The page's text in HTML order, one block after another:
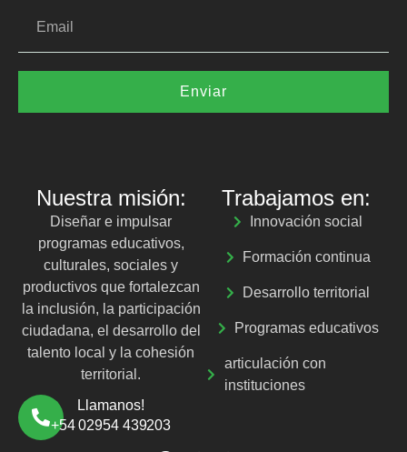
Enviar
Nuestra misión:
Diseñar e impulsar
programas educativos,
culturales, sociales y
productivos que fortalezcan
la inclusión, la participación
ciudadana, el desarrollo del
talento local y la cohesión
territorial.
Llamanos!
+54 02954 439203
Trabajamos en:
Innovación social
Formación continua
Desarrollo territorial
Programas educativos
articulación con
instituciones